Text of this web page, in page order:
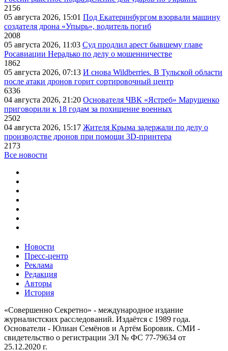
2156
05 августа 2026, 15:01 Под Екатеринбургом взорвали машину
создателя дрона «Упырь», водитель погиб
2008
05 августа 2026, 11:03 Суд продлил арест бывшему главе
Росавиации Нерадько по делу о мошенничестве
1862
05 августа 2026, 07:13 И снова Wildberries. В Тульской области
после атаки дронов горит сортировочный центр
6336
04 августа 2026, 21:20 Основателя ЧВК «Ястреб» Марущенко
приговорили к 18 годам за похищение военных
2502
04 августа 2026, 15:17 Жителя Крыма задержали по делу о
производстве дронов при помощи 3D‑принтера
2173
Все новости
Новости
Пресс-центр
Реклама
Редакция
Авторы
История
«Совершенно Секретно» - международное издание
журналистских расследований. Издаётся с 1989 года.
Основатели - Юлиан Семёнов и Артём Боровик. CМИ -
свидетельство о регистрации ЭЛ № ФС 77-79634 от
25.12.2020 г.